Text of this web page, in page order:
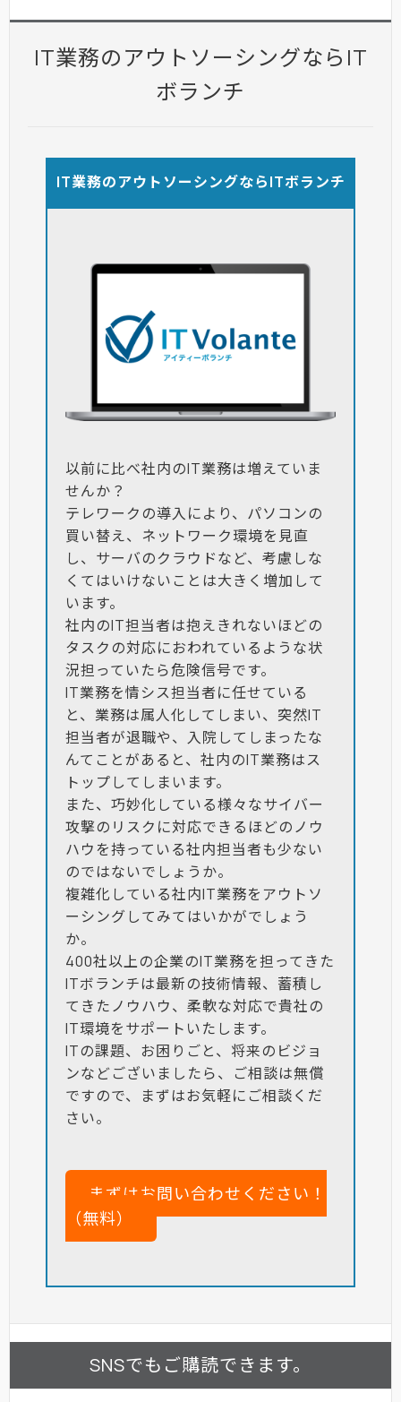
IT業務のアウトソーシングならIT
ボランチ
IT業務のアウトソーシングならITボランチ
以前に比べ社内のIT業務は増えていま
せんか？
テレワークの導入により、パソコンの
買い替え、ネットワーク環境を見直
し、サーバのクラウドなど、考慮しな
くてはいけないことは大きく増加して
います。
社内のIT担当者は抱えきれないほどの
タスクの対応におわれているような状
況担っていたら危険信号です。
IT業務を情シス担当者に任せている
と、業務は属人化してしまい、突然IT
担当者が退職や、入院してしまったな
んてことがあると、社内のIT業務はス
トップしてしまいます。
また、巧妙化している様々なサイバー
攻撃のリスクに対応できるほどのノウ
ハウを持っている社内担当者も少ない
のではないでしょうか。
複雑化している社内IT業務をアウトソ
ーシングしてみてはいかがでしょう
か。
400社以上の企業のIT業務を担ってきた
ITボランチは最新の技術情報、蓄積し
てきたノウハウ、柔軟な対応で貴社の
IT環境をサポートいたします。
ITの課題、お困りごと、将来のビジョ
ンなどございましたら、ご相談は無償
ですので、まずはお気軽にご相談くだ
さい。
まずはお問い合わせください！
（無料）
SNSでもご購読できます。